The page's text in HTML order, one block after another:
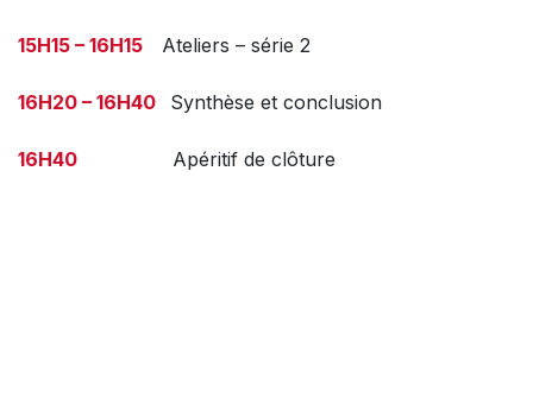
15H15 – 16H15 Ateliers – série 2
16H20 – 16H40 Synthèse et conclusion
16H40 Apéritif de clôture